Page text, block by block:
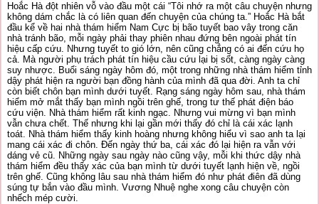
Hoắc Hà đột nhiên vỗ vào đầu một cái “Tôi nhớ ra một câu chuyện nhưng
không dám chắc là có liên quan đến chuyện của chúng ta.” Hoắc Hà bắt
đầu kể về hai nhà thám hiểm Nam Cực bị bão tuyết bao vây trong căn
nhà tránh bão, mỗi ngày phải thay phiên nhau đứng bên ngoài phát tín
hiệu cấp cứu. Nhưng tuyết to gió lớn, nên cũng chẳng có ai đến cứu họ
cả. Mà người phụ trách phát tín hiệu cầu cứu lại bị sốt, càng ngày càng
suy nhược. Buổi sáng ngày hôm đó, một trong những nhà thám hiểm tỉnh
dậy phát hiện ra người bạn đồng hành của mình đã qua đời. Anh ta chỉ
còn biết chôn bạn mình dưới tuyết. Rạng sáng ngày hôm sau, nhà thám
hiểm mở mắt thấy bạn mình ngồi trên ghế, trong tư thế phát điện báo
cứu viện. Nhà thám hiểm rất kinh ngạc. Nhưng vui mừng vì bạn mình
vẫn chưa chết. Thế nhưng khi lại gần mới thấy đó chỉ là cái xác lạnh
toát. Nhà thám hiểm thấy kinh hoàng nhưng không hiểu vì sao anh ta lại
mang cái xác đi chôn. Đến ngày thứ ba, cái xác đó lại hiện ra vẫn với
dáng vẻ cũ. Những ngày sau ngày nào cũng vậy, mỗi khi thức dậy nhà
thám hiểm đều thấy xác của bạn mình từ dưới tuyết lạnh hiện về, ngồi
trên ghế. Cũng không lâu sau nhà thám hiểm đó như phát điên đã dùng
súng tự bắn vào đầu mình. Vương Nhuệ nghe xong câu chuyện còn
nhếch mép cười.